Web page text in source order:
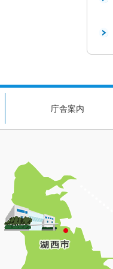
庁舎案内